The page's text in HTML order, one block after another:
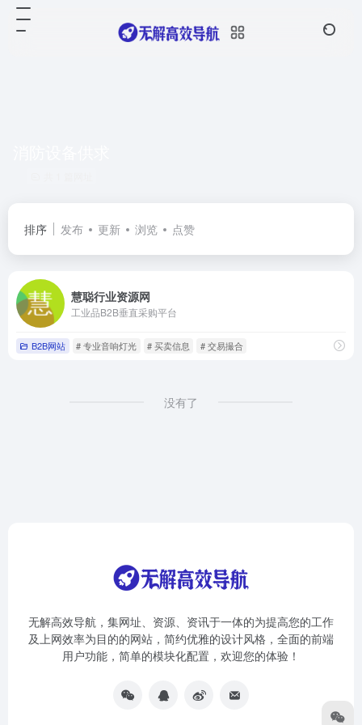
排序 发布 更新 浏览 点赞
慧聪行业资源网
工业品B2B垂直采购平台
B2B网站 # 专业音响灯光 # 买卖信息 # 交易撮合
没有了
无解高效导航，集网址、资源、资讯于一体的为提高您的工作
及上网效率为目的的网站，简约优雅的设计风格，全面的前端
用户功能，简单的模块化配置，欢迎您的体验！